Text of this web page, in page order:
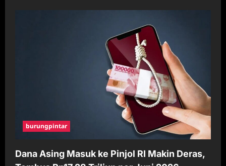
burungpintar
Dana Asing Masuk ke Pinjol RI Makin Deras,